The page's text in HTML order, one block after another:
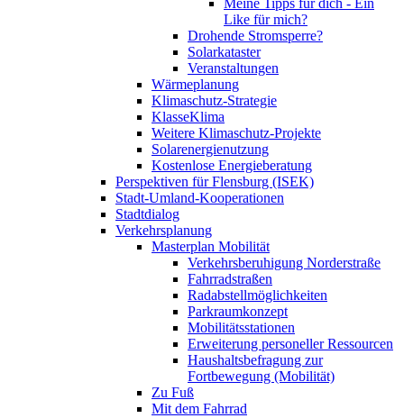
Meine Tipps für dich - Ein
Like für mich?
Drohende Stromsperre?
Solarkataster
Veranstaltungen
Wärmeplanung
Klimaschutz-Strategie
KlasseKlima
Weitere Klimaschutz-Projekte
Solarenergienutzung
Kostenlose Energieberatung
Perspektiven für Flensburg (ISEK)
Stadt-Umland-Kooperationen
Stadtdialog
Verkehrsplanung
Masterplan Mobilität
Verkehrsberuhigung Norderstraße
Fahrradstraßen
Radabstellmöglichkeiten
Parkraumkonzept
Mobilitätsstationen
Erweiterung personeller Ressourcen
Haushaltsbefragung zur
Fortbewegung (Mobilität)
Zu Fuß
Mit dem Fahrrad